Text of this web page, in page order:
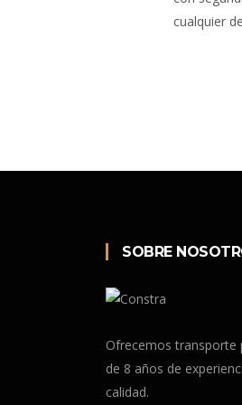
cualquier
SOBRE
Ofrecemos transporte
de 8 años de
calidad.